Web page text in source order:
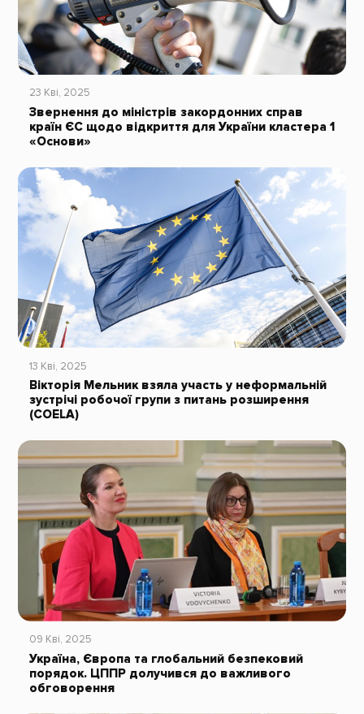
23 Кві, 2025
Звернення до міністрів закордонних справ
країн ЄС щодо відкриття для України кластера 1
«Основи»
13 Кві, 2025
Вікторія Мельник взяла участь у неформальній
зустрічі робочої групи з питань розширення
(COELA)
09 Кві, 2025
Україна, Європа та глобальний безпековий
порядок. ЦППР долучився до важливого
обговорення